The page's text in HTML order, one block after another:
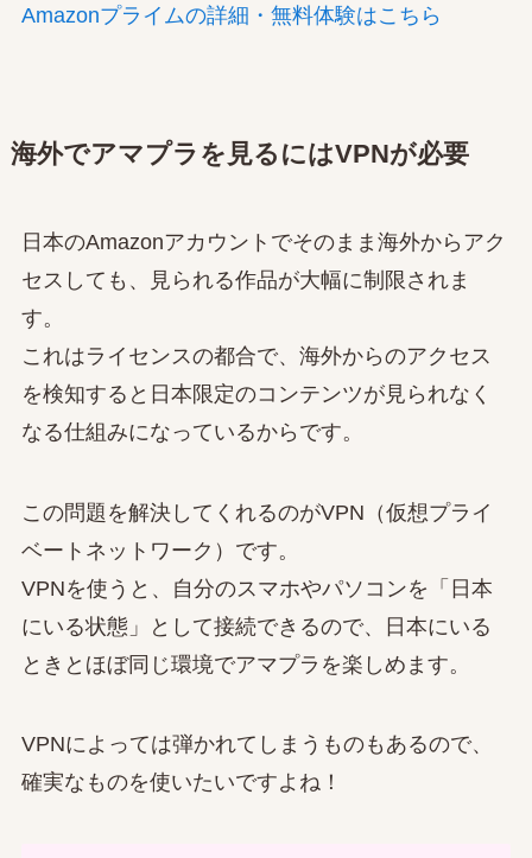
Amazonプライムの詳細・無料体験はこちら
海外でアマプラを見るにはVPNが必要
日本のAmazonアカウントでそのまま海外からアク
セスしても、見られる作品が大幅に制限されま
す。
これはライセンスの都合で、海外からのアクセス
を検知すると日本限定のコンテンツが見られなく
なる仕組みになっているからです。
この問題を解決してくれるのがVPN（仮想プライ
ベートネットワーク）です。
VPNを使うと、自分のスマホやパソコンを「日本
にいる状態」として接続できるので、日本にいる
ときとほぼ同じ環境でアマプラを楽しめます。
VPNによっては弾かれてしまうものもあるので、
確実なものを使いたいですよね！